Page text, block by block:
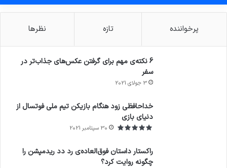
پرخواننده تازه نظرها
6 نکته‌ی مهم برای گرفتن عکس‌های جذاب‌تر در
سفر
3 جولای 2021
خداحافظی زود هنگام بازیکن تیم ملی فوتسال از
دنیای بازی
30 سپتامبر 2021
راکستار داستان فوق‌العاده‌ی رد دد ریدمپشن را
چگونه روایت کرد؟